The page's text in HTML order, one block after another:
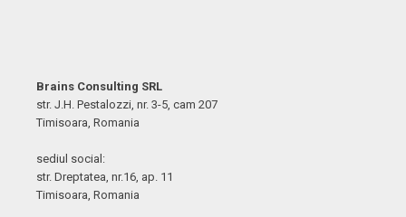
Brains Consulting SRL
str. J.H. Pestalozzi, nr. 3-5, cam 207
Timisoara, Romania
sediul social:
str. Dreptatea, nr.16, ap. 11
Timisoara, Romania